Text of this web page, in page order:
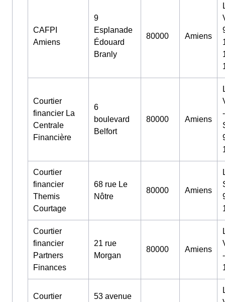
CAFPI
Amiens
9
Esplanade
Édouard
Branly
80000 Amiens
Courtier
financier La
Centrale
Financière
6
boulevard
Belfort
80000 Amiens
Courtier
financier
Themis
Courtage
68 rue Le
Nôtre
80000 Amiens
Courtier
financier
Partners
Finances
21 rue
Morgan
80000 Amiens
-
Courtier
53 avenue